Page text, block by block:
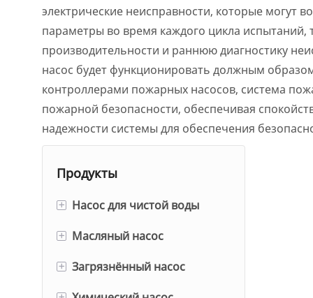
электрические неисправности, которые могут
параметры во время каждого цикла испытаний,
производительности и раннюю диагностику
насос будет функционировать должным
контроллерами пожарных насосов, система
пожарной безопасности, обеспечивая
надежности системы для обеспечения
Продукты
+ Насос для чистой воды
Центробежные насосы с
всасыванием
+ Масляный насос
Одноступенчатый/
+ Загрязнённый насос